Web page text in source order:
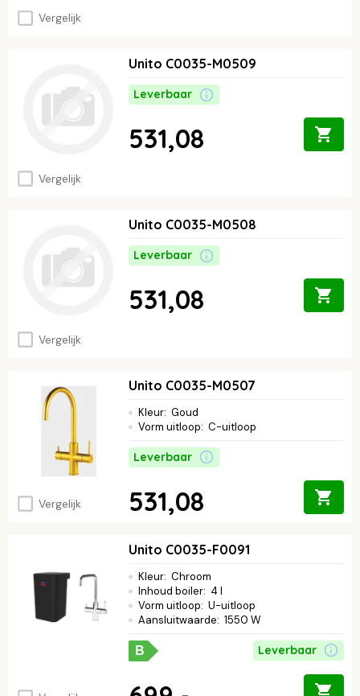
Vergelijk
Vergelijk
Unito C0035-M0509
Leverbaar
531,08
Vergelijk
Unito C0035-M0508
Leverbaar
531,08
Vergelijk
Unito C0035-M0507
Kleur: Goud
Vorm uitloop: C-uitloop
Leverbaar
531,08
Unito C0035-F0091
Kleur: Chroom
Inhoud boiler: 4 l
Vorm uitloop: U-uitloop
Aansluitwaarde: 1550 W
B Leverbaar